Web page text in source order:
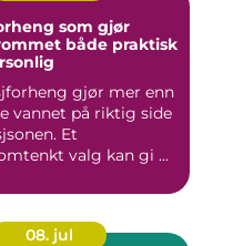
som gjør
både praktisk
gjør mer enn
vannet på riktig side
Et
valg kan gi ...
08. jul